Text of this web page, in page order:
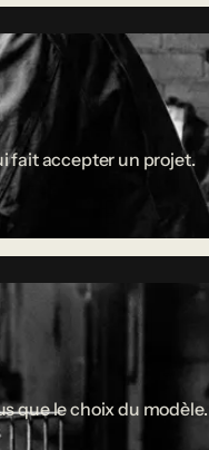
fait accepter un projet.
que le choix du modèle.